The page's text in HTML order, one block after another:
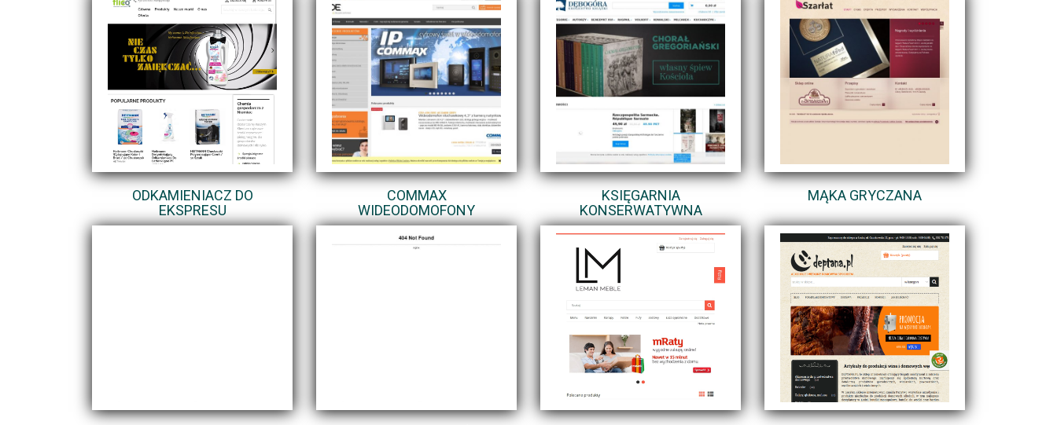
ODKAMIENIACZ DO
EKSPRESU
COMMAX
WIDEODOMOFONY
KSIĘGARNIA
KONSERWATYWNA
MĄKA GRYCZANA